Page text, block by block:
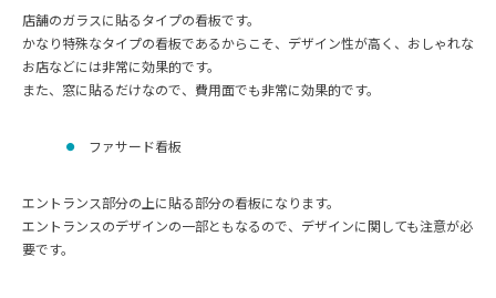
店舗のガラスに貼るタイプの看板です。
かなり特殊なタイプの看板であるからこそ、デザイン性が高く、おしゃれな
お店などには非常に効果的です。
また、窓に貼るだけなので、費用面でも非常に効果的です。
ファサード看板
エントランス部分の上に貼る部分の看板になります。
エントランスのデザインの一部ともなるので、デザインに関しても注意が必
要です。